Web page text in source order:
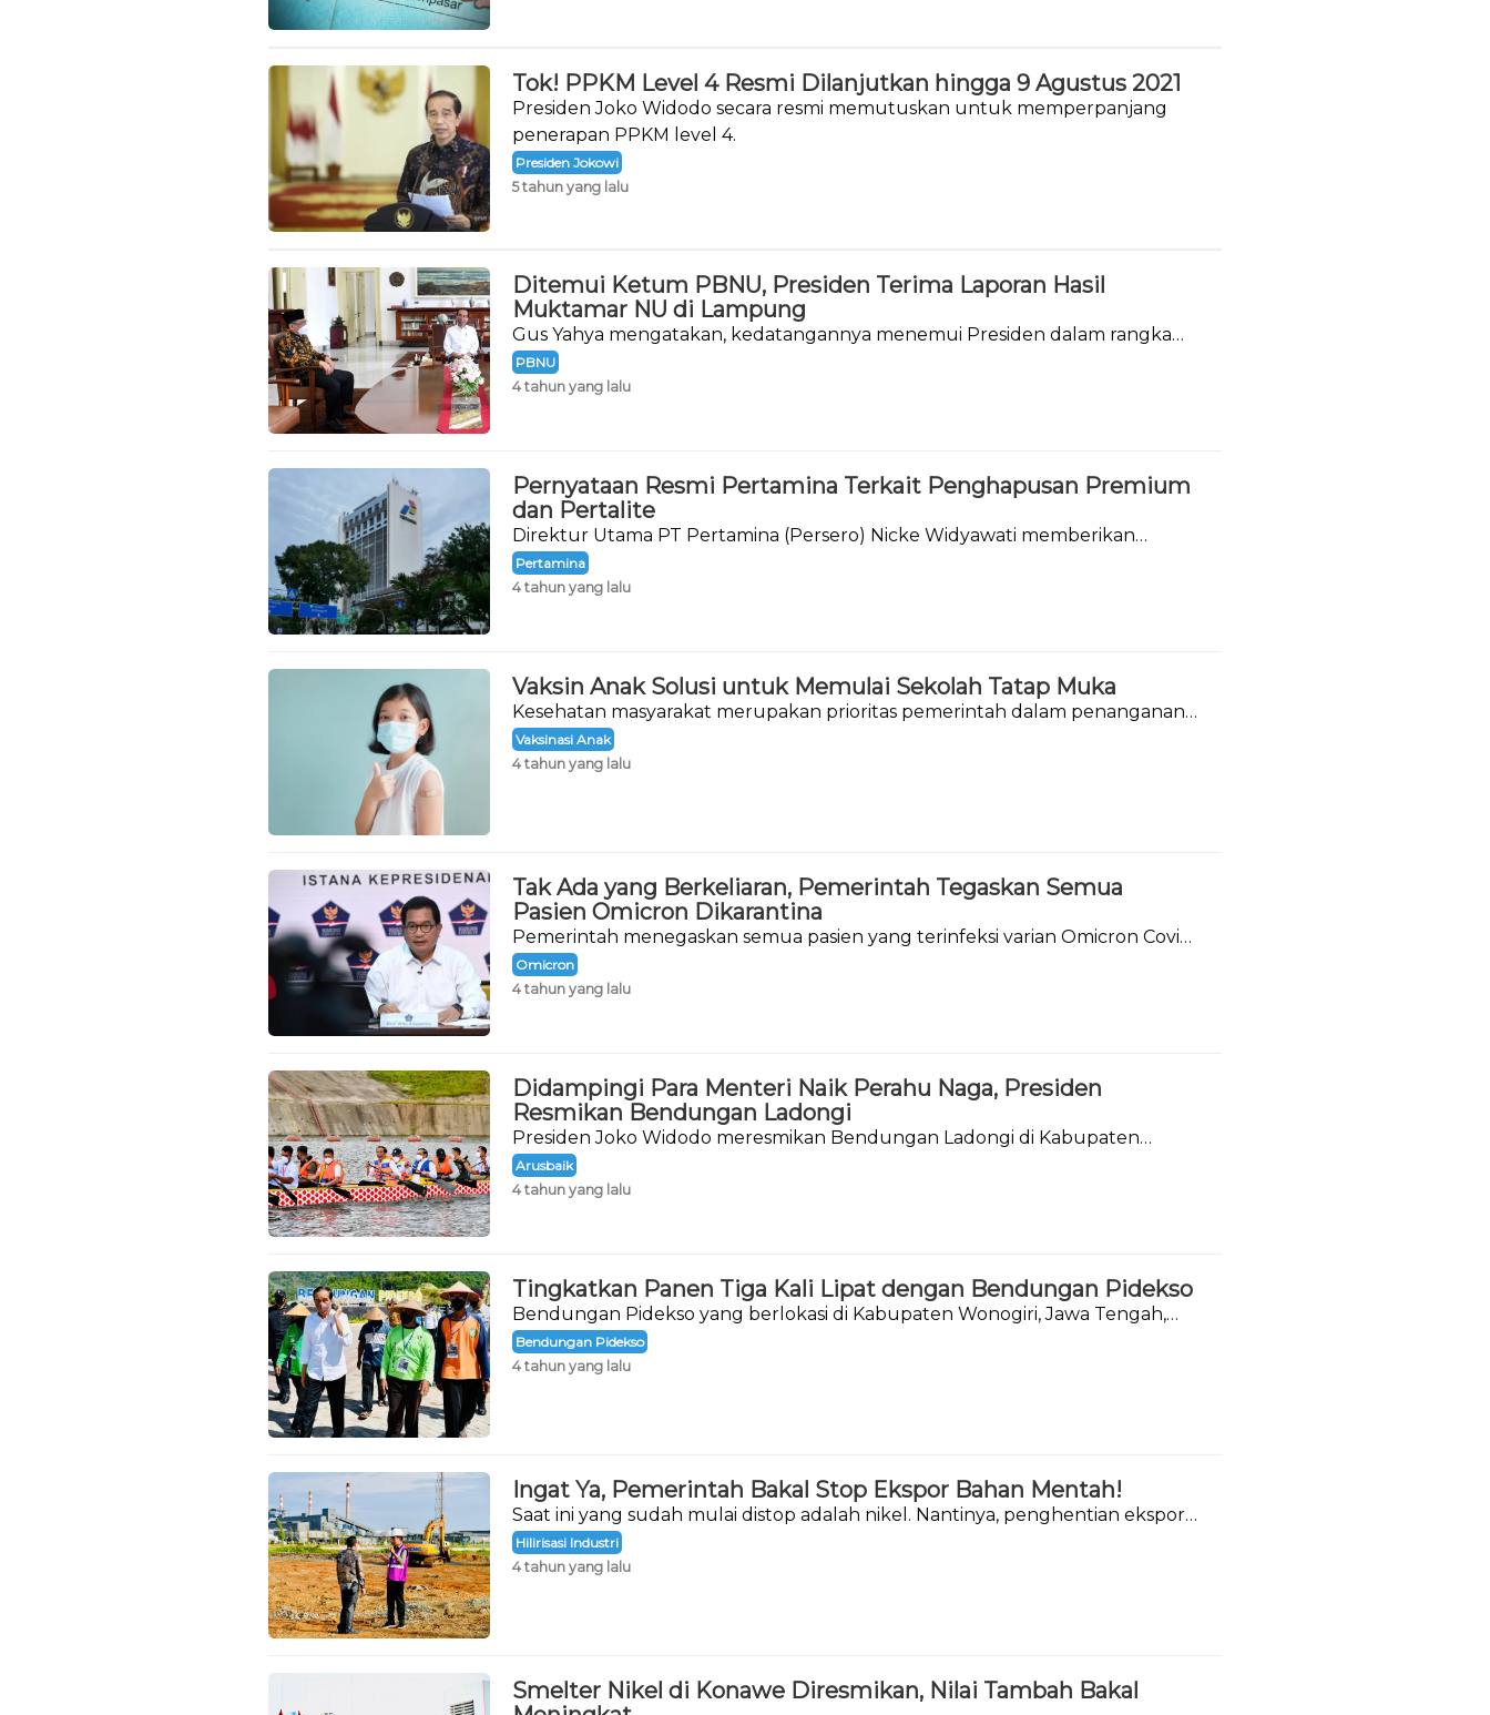
Tok! PPKM Level 4 Resmi Dilanjutkan hingga 9 Agustus 2021
Presiden Joko Widodo secara resmi memutuskan untuk memperpanjang
penerapan PPKM level 4.
Presiden Jokowi
5 tahun yang lalu
Ditemui Ketum PBNU, Presiden Terima Laporan Hasil
Muktamar NU di Lampung
Gus Yahya mengatakan, kedatangannya menemui Presiden dalam rangka
melaporkan hasil Muktamar ke-34 NU.
PBNU
4 tahun yang lalu
Pernyataan Resmi Pertamina Terkait Penghapusan Premium
dan Pertalite
Direktur Utama PT Pertamina (Persero) Nicke Widyawati memberikan
pernyataan resminya terkait wacana penghapusan BBM Premium dan
Pertalite.
Pertamina
4 tahun yang lalu
Vaksin Anak Solusi untuk Memulai Sekolah Tatap Muka
Kesehatan masyarakat merupakan prioritas pemerintah dalam penanganan
Covid-19 di tanah air.
Vaksinasi Anak
4 tahun yang lalu
Tak Ada yang Berkeliaran, Pemerintah Tegaskan Semua
Pasien Omicron Dikarantina
Pemerintah menegaskan semua pasien yang terinfeksi varian Omicron Covid-
19 sedang menjalani karantina.
Omicron
4 tahun yang lalu
Didampingi Para Menteri Naik Perahu Naga, Presiden
Resmikan Bendungan Ladongi
Presiden Joko Widodo meresmikan Bendungan Ladongi di Kabupaten
Kolaka Timur, Provinsi Sulawesi Tenggara
Arusbaik
4 tahun yang lalu
Tingkatkan Panen Tiga Kali Lipat dengan Bendungan Pidekso
Bendungan Pidekso yang berlokasi di Kabupaten Wonogiri, Jawa Tengah,
akhirnya diresmikan.
Bendungan Pidekso
4 tahun yang lalu
Ingat Ya, Pemerintah Bakal Stop Ekspor Bahan Mentah!
Saat ini yang sudah mulai distop adalah nikel. Nantinya, penghentian ekspor
berikutnya adalah bahan mentah bauksit.
Hilirisasi Industri
4 tahun yang lalu
Smelter Nikel di Konawe Diresmikan, Nilai Tambah Bakal